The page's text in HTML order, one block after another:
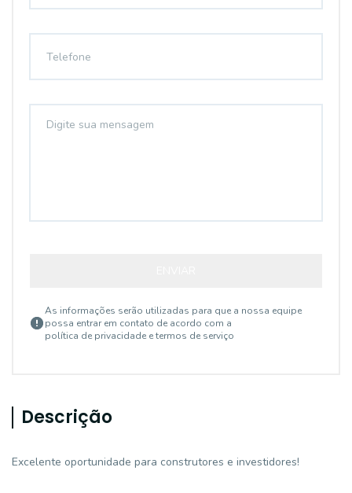
As informações serão utilizadas para que a nossa equipe
possa entrar em contato de acordo com a
política de privacidade e termos de serviço
Descrição
Excelente oportunidade para construtores e investidores!